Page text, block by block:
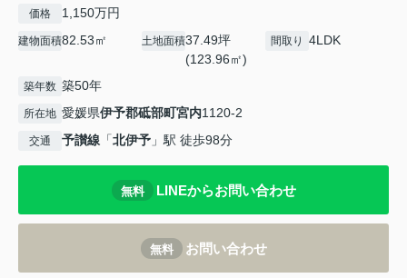
価格 1,150万円
建物面積82.53㎡ 土地面積37.49坪
(123.96㎡)
間取り 4LDK
築年数 築50年
所在地 愛媛県伊予郡砥部町宮内1120-2
交通 予讃線 「北伊予 」駅 徒歩98分
無料 LINEからお問い合わせ
無料 お問い合わせ